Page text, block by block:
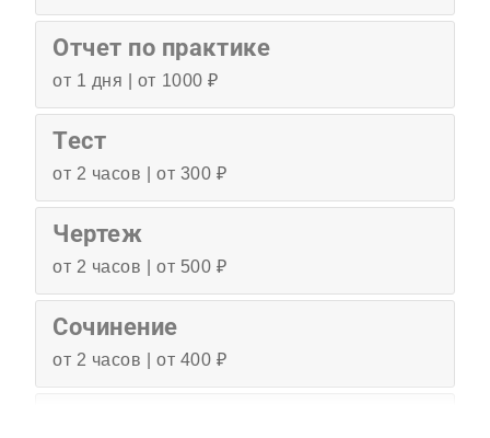
Отчет по практике
от 1 дня | от 1000 ₽
Тест
от 2 часов | от 300 ₽
Чертеж
от 2 часов | от 500 ₽
Сочинение
от 2 часов | от 400 ₽